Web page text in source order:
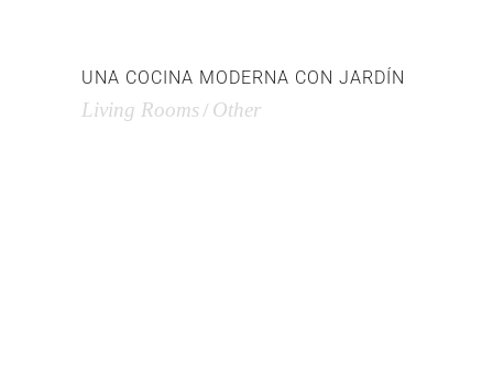
UNA COCINA MODERNA CON JARDÍN
Living Rooms Other